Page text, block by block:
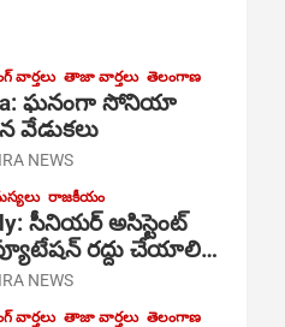
వార్తలు తాజా వార్తలు తెలంగాణ
ఘ‌నంగా సోనియా
వేడుక‌లు
NEWS
రాజకీయం
సీనియర్ అసిస్టెంట్
రద్దు చేయాలి…
NEWS
వార్తలు తాజా వార్తలు తెలంగాణ